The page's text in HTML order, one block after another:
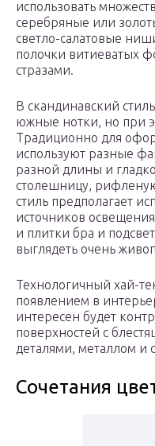
использовать
серебряные или
светло-салатовые
полочки витиеватых
стразами.
В скандинавский
южные нотки, но при
Традиционно для
используют разные
разной длины и
столешницу,
стиль предполагает
источников
и плитки бра и
выглядеть очень
Технологичный хай-
появлением в
интересен будет
поверхностей с
деталями, металлом и
Сочетания